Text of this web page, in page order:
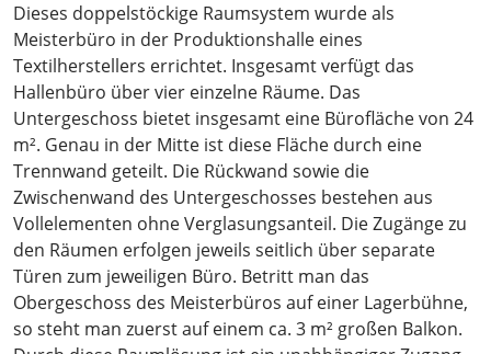
Dieses doppelstöckige Raumsystem wurde als
Meisterbüro in der Produktionshalle eines
Textilherstellers errichtet. Insgesamt verfügt das
Hallenbüro über vier einzelne Räume. Das
Untergeschoss bietet insgesamt eine Bürofläche von 24
m². Genau in der Mitte ist diese Fläche durch eine
Trennwand geteilt. Die Rückwand sowie die
Zwischenwand des Untergeschosses bestehen aus
Vollelementen ohne Verglasungsanteil. Die Zugänge zu
den Räumen erfolgen jeweils seitlich über separate
Türen zum jeweiligen Büro. Betritt man das
Obergeschoss des Meisterbüros auf einer Lagerbühne,
so steht man zuerst auf einem ca. 3 m² großen Balkon.